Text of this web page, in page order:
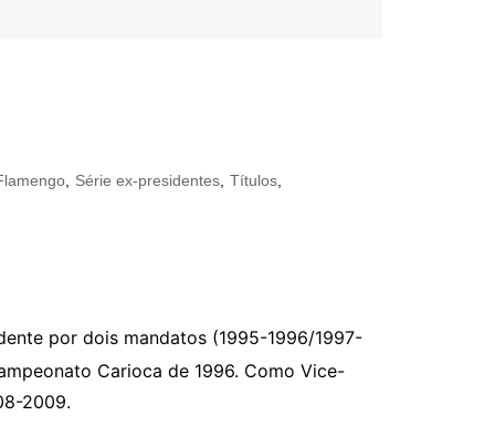
Série ex-presidentes Títulos
por dois mandatos (1995-1996/1997-
Carioca de 1996. Como Vice-
2009.